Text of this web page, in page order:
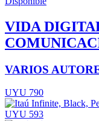
VIDA
VARIOS
UYU 790
UYU 593